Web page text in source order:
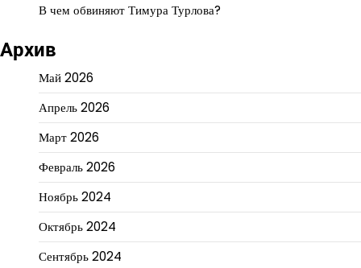
В чем обвиняют Тимура Турлова?
Архив
Май 2026
Апрель 2026
Март 2026
Февраль 2026
Ноябрь 2024
Октябрь 2024
Сентябрь 2024